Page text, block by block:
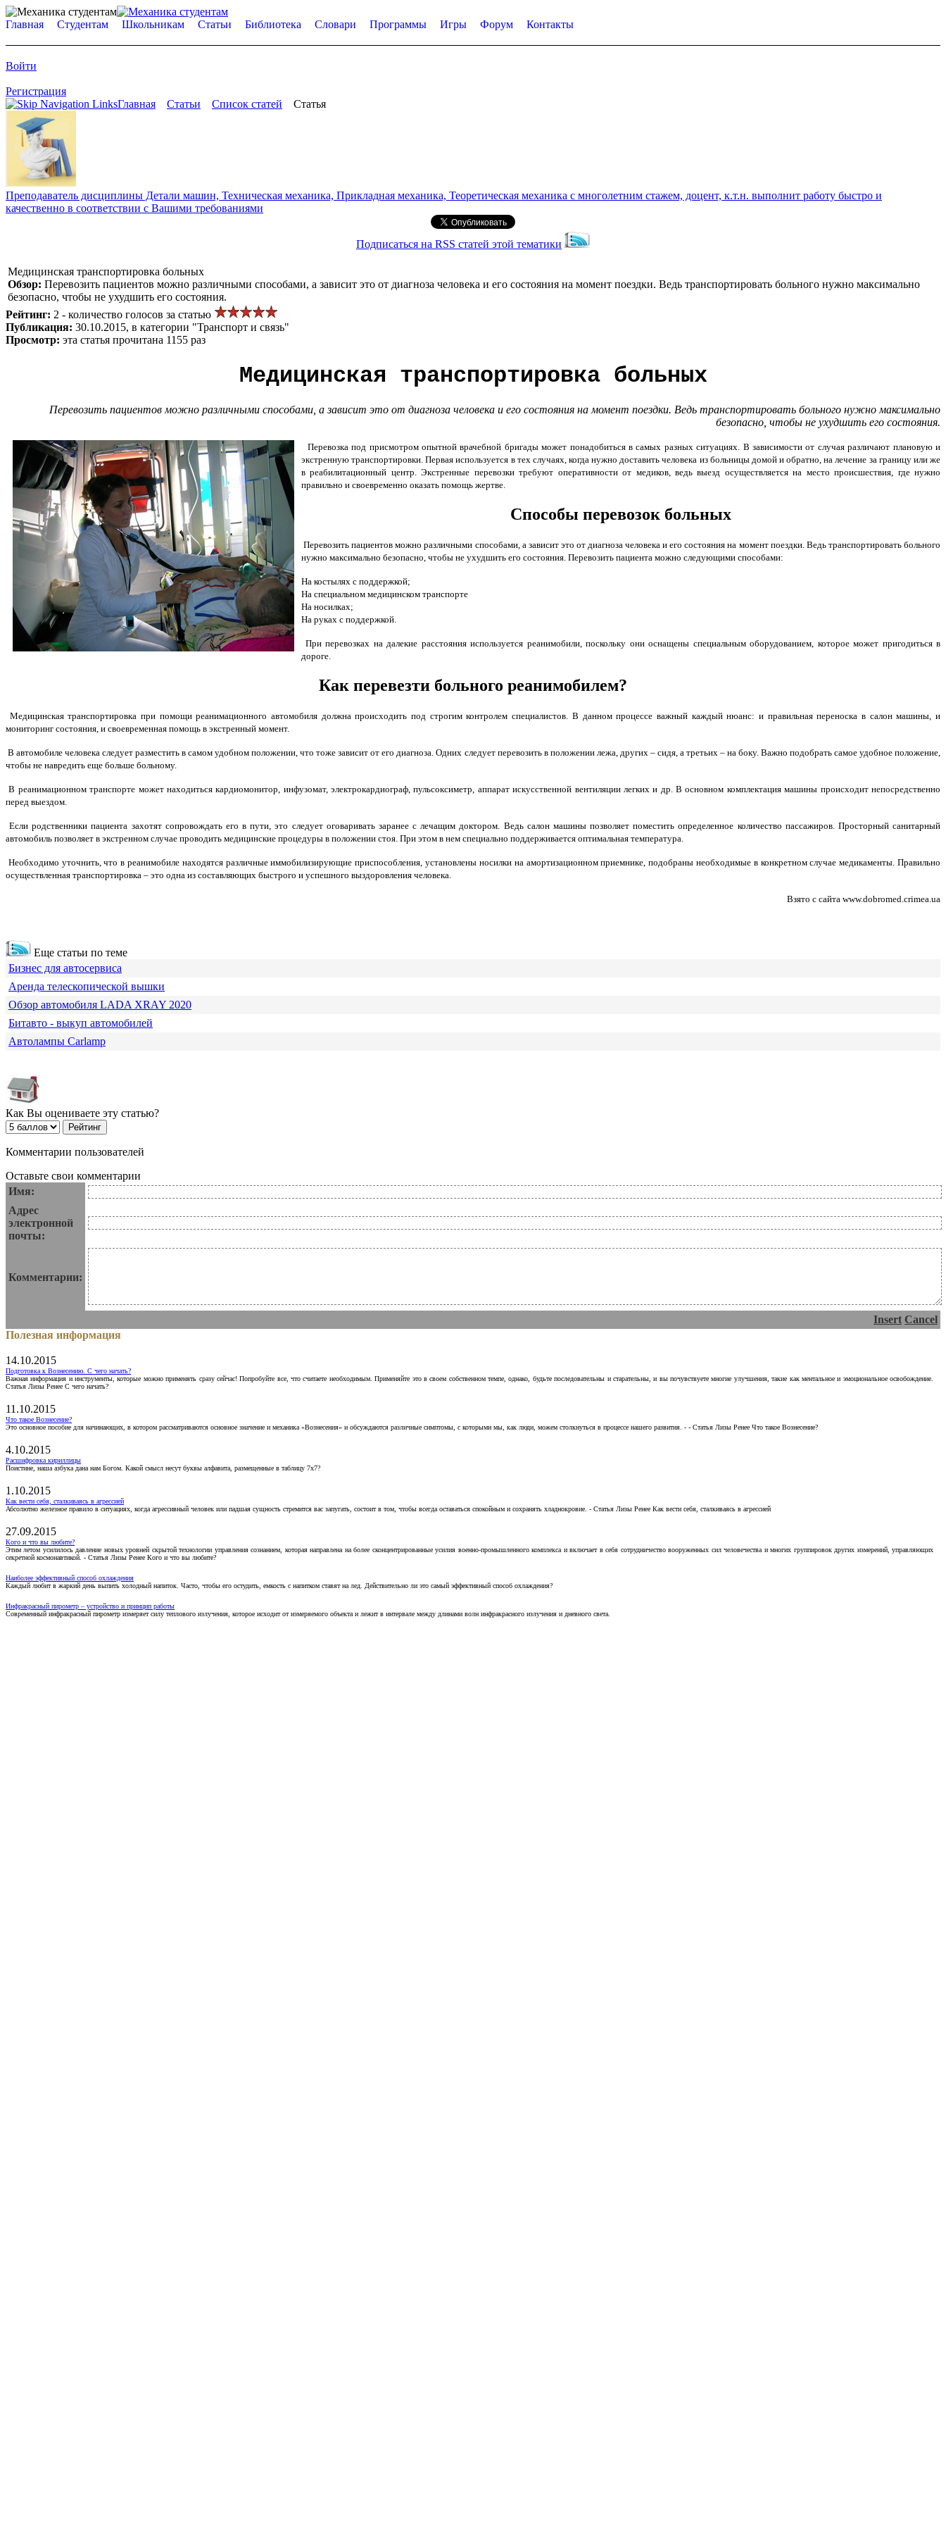
Главная Студентам Школьникам Статьи Библиотека Словари Программы Игры Форум Контакты
Войти
Регистрация
Главная
Статьи Список статей Статья
Преподаватель дисциплины Детали машин, Техническая механика, Прикладная механика, Теоретическая механика с многолетним стажем, доцент, к.т.н. выполнит работу быстро и
качественно в соответствии с Вашими требованиями
Подписаться на RSS статей этой тематики
Медицинская транспортировка больных
Обзор: Перевозить пациентов можно различными способами, а зависит это от диагноза человека и его состояния на момент поездки. Ведь транспортировать больного нужно максимально
безопасно, чтобы не ухудшить его состояния.
Рейтинг: 2 - количество голосов за статью
Публикация: 30.10.2015, в категории "Транспорт и связь"
Просмотр: эта статья прочитана 1155 раз
Медицинская транспортировка больных
Перевозить пациентов можно различными способами, а зависит это от диагноза человека и его состояния на момент поездки. Ведь транспортировать больного нужно максимально
безопасно, чтобы не ухудшить его состояния.
Перевозка под присмотром опытной врачебной бригады может понадобиться в самых разных ситуациях. В зависимости от случая различают плановую и
экстренную транспортировки. Первая используется в тех случаях, когда нужно доставить человека из больницы домой и обратно, на лечение за границу или же
в реабилитационный центр. Экстренные перевозки требуют оперативности от медиков, ведь выезд осуществляется на место происшествия, где нужно
правильно и своевременно оказать помощь жертве.
Способы перевозок больных
Перевозить пациентов можно различными способами, а зависит это от диагноза человека и его состояния на момент поездки. Ведь транспортировать больного
нужно максимально безопасно, чтобы не ухудшить его состояния. Перевозить пациента можно следующими способами:
На костылях с поддержкой;
На специальном медицинском транспорте
На носилках;
На руках с поддержкой.
При перевозках на далекие расстояния используется реанимобили, поскольку они оснащены специальным оборудованием, которое может пригодиться в
дороге.
Как перевезти больного реанимобилем?
Медицинская транспортировка при помощи реанимационного автомобиля должна происходить под строгим контролем специалистов. В данном процессе важный каждый нюанс: и правильная переноска в салон машины, и
мониторинг состояния, и своевременная помощь в экстренный момент.
В автомобиле человека следует разместить в самом удобном положении, что тоже зависит от его диагноза. Одних следует перевозить в положении лежа, других – сидя, а третьих – на боку. Важно подобрать самое удобное положение,
чтобы не навредить еще больше больному.
В реанимационном транспорте может находиться кардиомонитор, инфузомат, электрокардиограф, пульсоксиметр, аппарат искусственной вентиляции легких и др. В основном комплектация машины происходит непосредственно
перед выездом.
Если родственники пациента захотят сопровождать его в пути, это следует оговаривать заранее с лечащим доктором. Ведь салон машины позволяет поместить определенное количество пассажиров. Просторный санитарный
автомобиль позволяет в экстренном случае проводить медицинские процедуры в положении стоя. При этом в нем специально поддерживается оптимальная температура.
Необходимо уточнить, что в реанимобиле находятся различные иммобилизирующие приспособления, установлены носилки на амортизационном приемнике, подобраны необходимые в конкретном случае медикаменты. Правильно
осуществленная транспортировка – это одна из составляющих быстрого и успешного выздоровления человека.
Взято с сайта www.dobromed.crimea.ua
Еще статьи по теме
Бизнес для автосервиса
Аренда телескопической вышки
Обзор автомобиля LADA XRAY 2020
Битавто - выкуп автомобилей
Автолампы Carlamp
Как Вы оцениваете эту статью?
Комментарии пользователей
Оставьте свои комментарии
Имя:
Адрес
электронной
почты:
Комментарии:
Insert Cancel
Полезная информация
14.10.2015
Подготовка к Вознесению. С чего начать?
Важная информация и инструменты, которые можно применять сразу сейчас! Попробуйте все, что считаете необходимым. Применяйте это в своем собственном темпе, однако, будьте последовательны и старательны, и вы почувствуете многие улучшения, такие как ментальное и эмоциональное освобождение.
Статья Лизы Ренее С чего начать?
11.10.2015
Что такое Вознесение?
Это основное пособие для начинающих, в котором рассматриваются основное значение и механика «Вознесения» и обсуждаются различные симптомы, с которыми мы, как люди, можем столкнуться в процессе нашего развития. - - Статья Лизы Ренее Что такое Вознесение?
4.10.2015
Расшифровка кириллицы
Поистине, наша азбука дана нам Богом. Какой смысл несут буквы алфавита, размещенные в таблицу 7х7?
1.10.2015
Как вести себя, сталкиваясь в агрессией
Абсолютно железное правило в ситуациях, когда агрессивный человек или падшая сущность стремится вас запугать, состоит в том, чтобы всегда оставаться спокойным и сохранять хладнокровие. - Статья Лизы Ренее Как вести себя, сталкиваясь в агрессией
27.09.2015
Кого и что вы любите?
Этим летом усилилось давление новых уровней скрытой технологии управления сознанием, которая направлена на более сконцентрированные усилия военно-промышленного комплекса и включает в себя сотрудничество вооруженных сил человечества и многих группировок других измерений, управляющих
секретной космонавтикой. - Статья Лизы Ренее Кого и что вы любите?
Наиболее эффективный способ охлаждения
Каждый любит в жаркий день выпить холодный напиток. Часто, чтобы его остудить, емкость с напитком ставят на лед. Действительно ли это самый эффективный способ охлаждения?
Инфракрасный пирометр – устройство и принцип работы
Современный инфракрасный пирометр измеряет силу теплового излучения, которое исходит от измеряемого объекта и лежит в интервале между длинами волн инфракрасного излучения и дневного света.